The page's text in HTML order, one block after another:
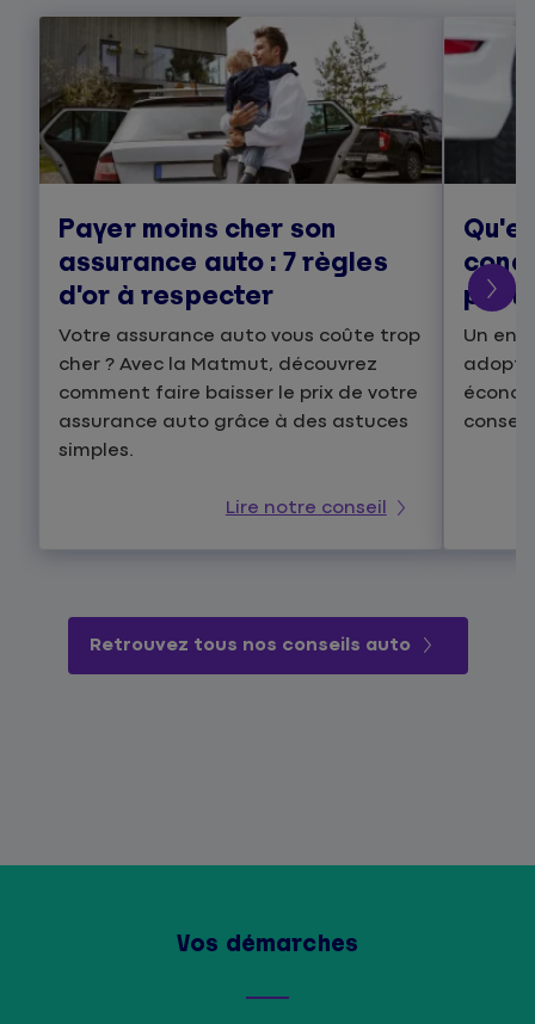
Payer moins cher son
assurance auto : 7 règles
d’or à respecter
Votre assurance auto vous coûte trop
cher ? Avec la Matmut, découvrez
comment faire baisser le prix de votre
assurance auto grâce à des astuces
simples.
Lire notre conseil
Un
Retrouvez tous nos conseils auto
Vos démarches